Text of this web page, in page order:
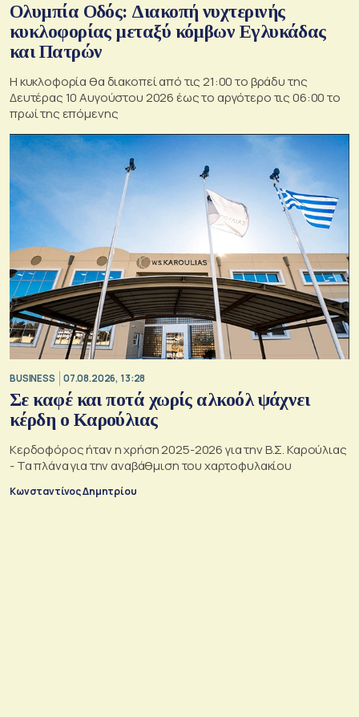
Ολυμπία Οδός: Διακοπή νυχτερινής
κυκλοφορίας μεταξύ κόμβων Εγλυκάδας
και Πατρών
Η κυκλοφορία θα διακοπεί από τις 21:00 το βράδυ της
Δευτέρας 10 Αυγούστου 2026 έως το αργότερο τις 06:00 το
πρωί της επόμενης
BUSINESS 07.08.2026, 13:28
Σε καφέ και ποτά χωρίς αλκοόλ ψάχνει
κέρδη ο Καρούλιας
Κερδοφόρος ήταν η χρήση 2025-2026 για την Β.Σ. Καρούλιας
- Τα πλάνα για την αναβάθμιση του χαρτοφυλακίου
Κωνσταντίνος Δημητρίου